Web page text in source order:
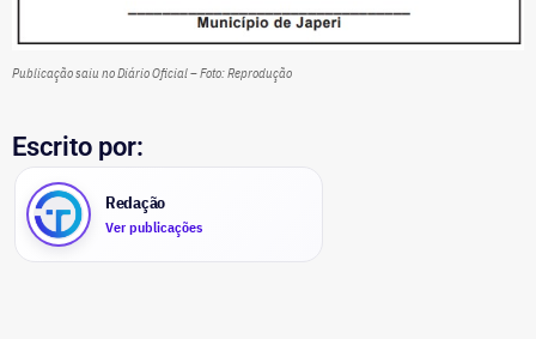
Publicação saiu no Diário Oficial – Foto: Reprodução
Escrito por:
Redação
Ver publicações